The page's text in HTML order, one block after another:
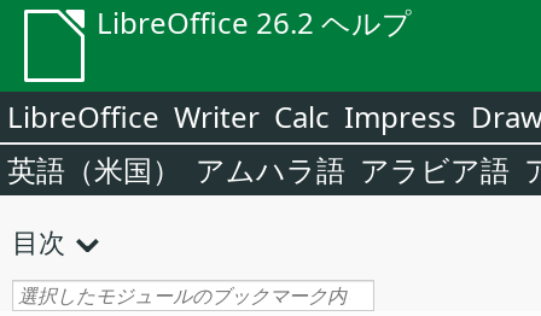
LibreOffice 26.2 ヘルプ
LibreOffice Writer Calc Impress
英語（米国）
アムハラ語 アラビア語
目次